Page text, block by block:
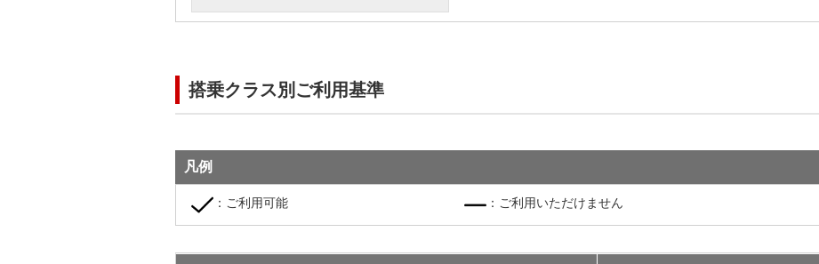
搭乗クラス別ご利用基準
凡例
：ご利用可能 ：ご利用いただけません